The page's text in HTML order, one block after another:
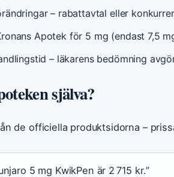
– rabattavtal eller
Apotek för 5 mg (endast 7,5
– läkarens bedömning
själva?
de officiella produktsidorna –
5 mg KwikPen är 2 715 kr.”